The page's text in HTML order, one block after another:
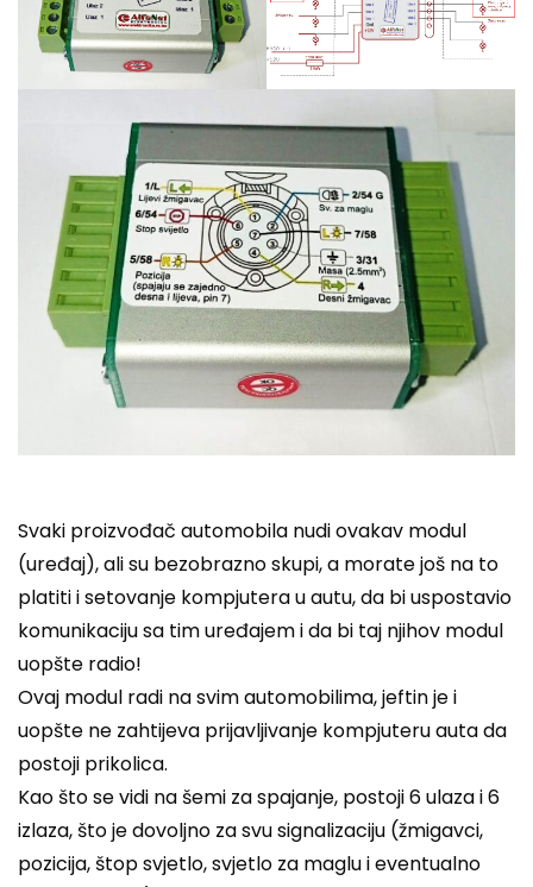
Svaki proizvođač automobila nudi ovakav modul
(uređaj), ali su bezobrazno skupi, a morate još na to
platiti i setovanje kompjutera u autu, da bi uspostavio
komunikaciju sa tim uređajem i da bi taj njihov modul
uopšte radio!
Ovaj modul radi na svim automobilima, jeftin je i
uopšte ne zahtijeva prijavljivanje kompjuteru auta da
postoji prikolica.
Kao što se vidi na šemi za spajanje, postoji 6 ulaza i 6
izlaza, što je dovoljno za svu signalizaciju (žmigavci,
pozicija, štop svjetlo, svjetlo za maglu i eventualno